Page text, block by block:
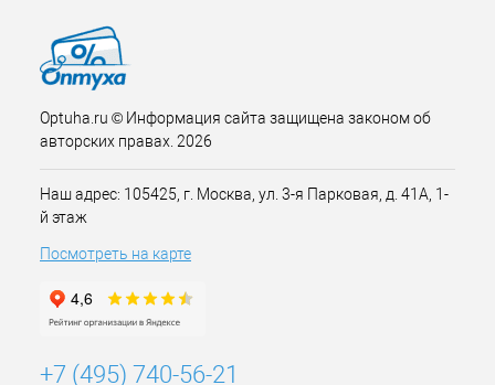
Optuha.ru © Информация сайта защищена законом об
авторских правах. 2026
Наш адрес: 105425, г. Москва, ул. 3-я Парковая, д. 41А, 1-
й этаж
Посмотреть на карте
+7 (495) 740-56-21